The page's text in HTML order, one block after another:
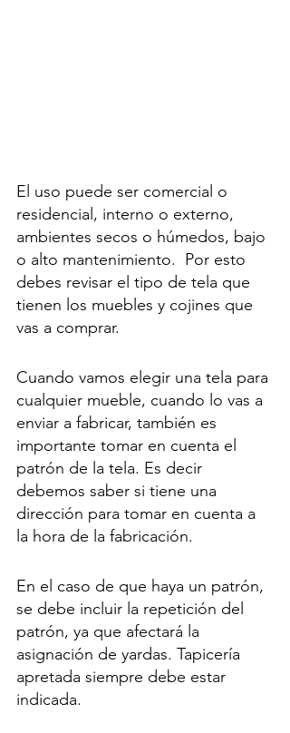
El uso puede ser comercial o
residencial, interno o externo,
ambientes secos o húmedos, bajo
o alto mantenimiento.  Por esto
debes revisar el tipo de tela que
tienen los muebles y cojines que
vas a comprar.
Cuando vamos elegir una tela para
cualquier mueble, cuando lo vas a
enviar a fabricar, también es
importante tomar en cuenta el
patrón de la tela. Es decir
debemos saber si tiene una
dirección para tomar en cuenta a
la hora de la fabricación.
En el caso de que haya un patrón,
se debe incluir la repetición del
patrón, ya que afectará la
asignación de yardas. Tapicería
apretada siempre debe estar
indicada.